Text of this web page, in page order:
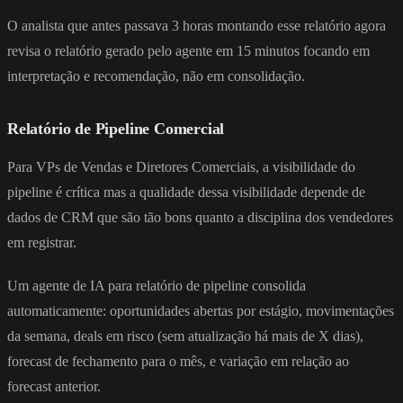
O analista que antes passava 3 horas montando esse relatório agora
revisa o relatório gerado pelo agente em 15 minutos focando em
interpretação e recomendação, não em consolidação.
Relatório de Pipeline Comercial
Para VPs de Vendas e Diretores Comerciais, a visibilidade do
pipeline é crítica mas a qualidade dessa visibilidade depende de
dados de CRM que são tão bons quanto a disciplina dos vendedores
em registrar.
Um agente de IA para relatório de pipeline consolida
automaticamente: oportunidades abertas por estágio, movimentações
da semana, deals em risco (sem atualização há mais de X dias),
forecast de fechamento para o mês, e variação em relação ao
forecast anterior.